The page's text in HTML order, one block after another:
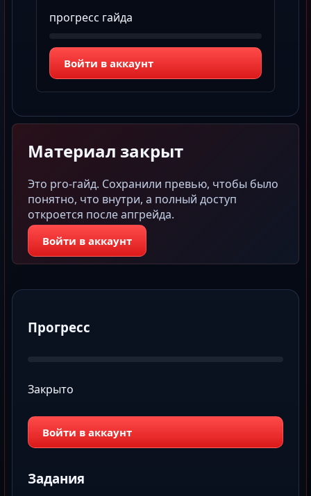
прогресс гайда
Войти в аккаунт
Материал закрыт
Это pro-гайд. Сохранили превью, чтобы было
понятно, что внутри, а полный доступ
откроется после апгрейда.
Войти в аккаунт
Прогресс
Закрыто
Войти в аккаунт
Задания